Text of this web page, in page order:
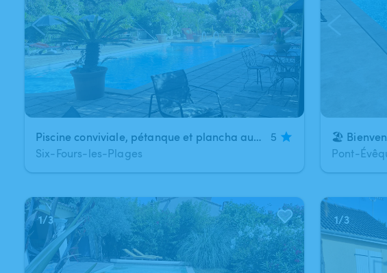
Piscine conviviale, pétanque et plancha au brusc !
5
Six-Fours-les-Plages
Pont-
1/3 1/3